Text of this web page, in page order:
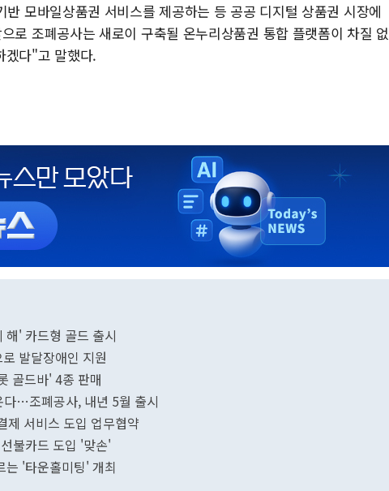
모바일상품권 서비스를 제공하는 등 공공 디지털 상품권 시장에
로 조폐공사는 새로이 구축될 온누리상품권 통합 플랫폼이 차질 없
겠다"고 말했다.
' 카드형 골드 출시
발달장애인 지원
골드바' 4종 판매
…조폐공사, 내년 5월 출시
제 서비스 도입 업무협약
불카드 도입 '맞손'
는 '타운홀미팅' 개최